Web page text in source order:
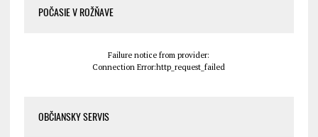
POČASIE V ROŽŇAVE
Failure notice from provider:
Connection Error:http_request_failed
OBČIANSKY SERVIS